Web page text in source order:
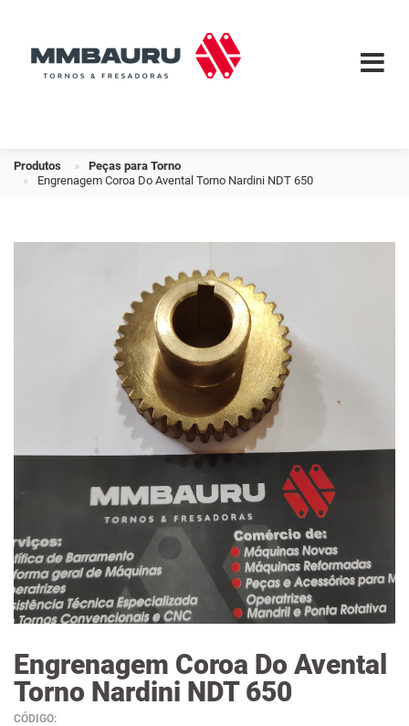
Produtos
Peças para Torno
Engrenagem Coroa Do Avental Torno Nardini NDT 650
Engrenagem Coroa Do Avental
Torno Nardini NDT 650
CÓDIGO: